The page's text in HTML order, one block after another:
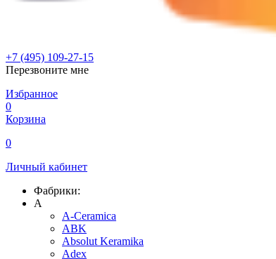
+7 (495) 109-27-15
Перезвоните мне
Избранное
0
Корзина
0
Личный кабинет
Фабрики:
A
A-Ceramica
ABK
Absolut Keramika
Adex